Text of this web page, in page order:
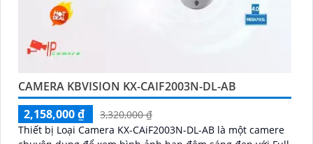
CAMERA KBVISION KX-CAIF2003N-DL-AB
2,158,000 ₫
3,320,000 ₫
Thiết bị Loại Camera KX-CAiF2003N-DL-AB là một camere